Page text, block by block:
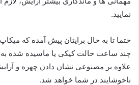
نمایید.
حتما تا به حال برایتان پیش آمده که
چند ساعت حالت کیکی یا ماسیده شده به
علاوه بر مصنوعی نشان دادن چهره و
ناخوشایند در شما خواهد شد.